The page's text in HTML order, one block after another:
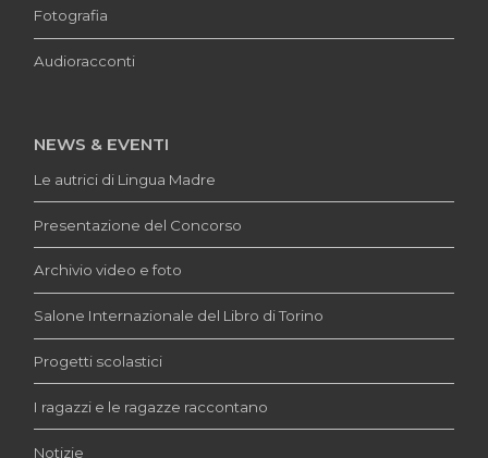
Fotografia
Audioracconti
NEWS & EVENTI
Le autrici di Lingua Madre
Presentazione del Concorso
Archivio video e foto
Salone Internazionale del Libro di Torino
Progetti scolastici
I ragazzi e le ragazze raccontano
Notizie